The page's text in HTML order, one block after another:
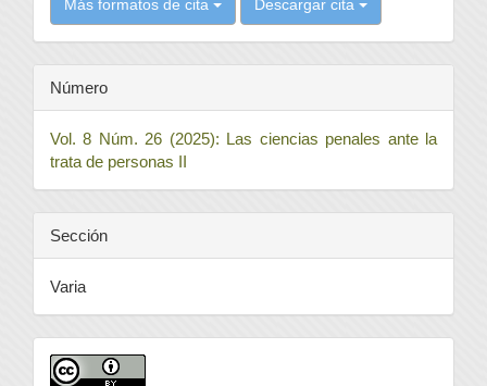
Más formatos de cita Descargar cita
Número
Vol. 8 Núm. 26 (2025): Las ciencias penales ante la
trata de personas II
Sección
Varia